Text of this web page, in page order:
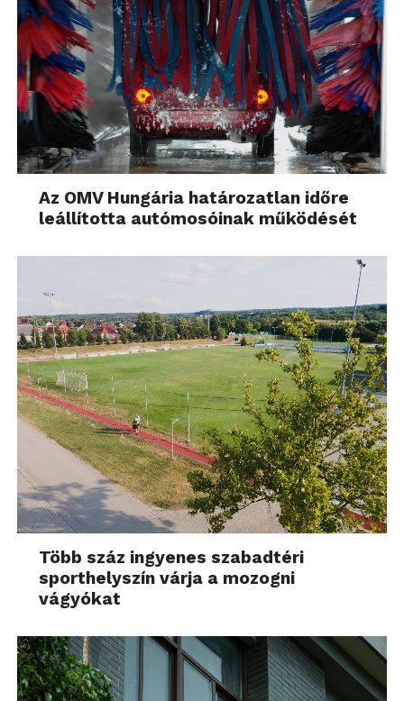
Az OMV Hungária határozatlan időre
leállította autómosóinak működését
Több száz ingyenes szabadtéri
sporthelyszín várja a mozogni
vágyókat